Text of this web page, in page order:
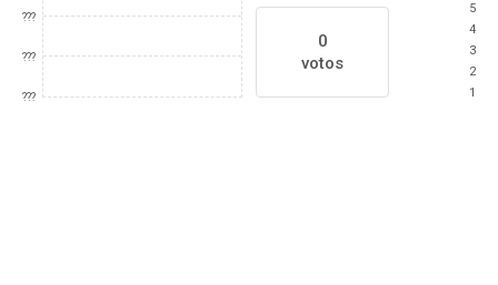
???
???
???
0
votos
5
4
3
2
1